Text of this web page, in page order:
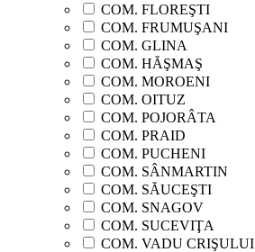
COM. FLOREŞTI
COM. FRUMUŞANI
COM. GLINA
COM. HĂŞMAŞ
COM. MOROENI
COM. OITUZ
COM. POJORÂTA
COM. PRAID
COM. PUCHENI
COM. SÂNMARTIN
COM. SĂUCEŞTI
COM. SNAGOV
COM. SUCEVIŢA
COM. VADU CRIŞULUI